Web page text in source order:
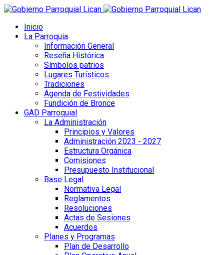
Inicio
La Parroquia
Información General
Reseña Histórica
Símbolos patrios
Lugares Turísticos
Tradiciones
Agenda de Festividades
Fundición de Bronce
GAD Parroquial
La Administración
Principios y Valores
Administración 2023 - 2027
Estructura Orgánica
Comisiones
Presupuesto Institucional
Base Legal
Normativa Legal
Reglamentos
Resoluciones
Actas de Sesiones
Acuerdos
Planes y Programas
Plan de Desarrollo